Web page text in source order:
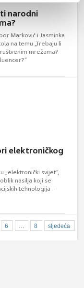
narodni
Marković i Jasminka
na temu „Trebaju li
mrežama?
elektroničkog
„elektronički svijet“,
nasilja koji se
tehnologija –
6 ... 8 sljedeća